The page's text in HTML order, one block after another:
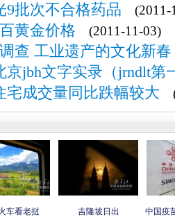
9批次不合格药品 (2011-
黄金价格 (2011-11-03)
查 工业遗产的文化新春
京jbh文字实录（jrndlt第
宅成交量同比跌幅较大
车看老挝 吉隆坡日出
中国疫